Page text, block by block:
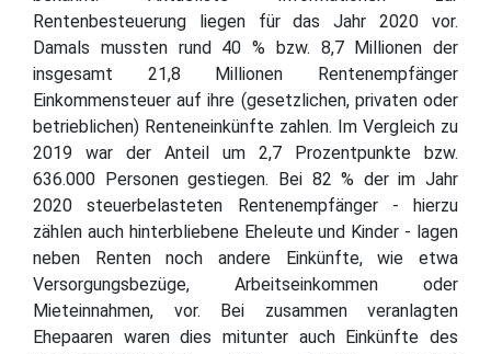
Rentenbesteuerung liegen für das Jahr 2020 vor.
Damals mussten rund 40 % bzw. 8,7 Millionen der
insgesamt 21,8 Millionen Rentenempfänger
Einkommensteuer auf ihre (gesetzlichen, privaten oder
betrieblichen) Renteneinkünfte zahlen. Im Vergleich zu
2019 war der Anteil um 2,7 Prozentpunkte bzw.
636.000 Personen gestiegen. Bei 82 % der im Jahr
2020 steuerbelasteten Rentenempfänger - hierzu
zählen auch hinterbliebene Eheleute und Kinder - lagen
neben Renten noch andere Einkünfte, wie etwa
Versorgungsbezüge, Arbeitseinkommen oder
Mieteinnahmen, vor. Bei zusammen veranlagten
Ehepaaren waren dies mitunter auch Einkünfte des